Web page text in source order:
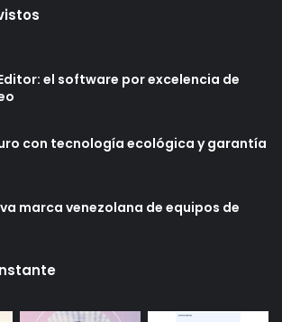
el software por excelencia de
con tecnología ecológica y garantía
marca venezolana de equipos de